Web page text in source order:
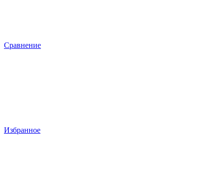
Сравнение
Избранное